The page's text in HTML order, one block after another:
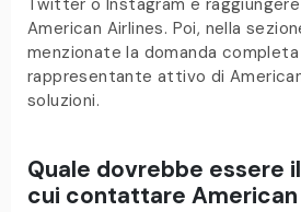
Twitter o Instagram e
American Airlines. Poi, nella
menzionate la domanda
rappresentante attivo di
soluzioni.
Quale dovrebbe essere
cui contattare American